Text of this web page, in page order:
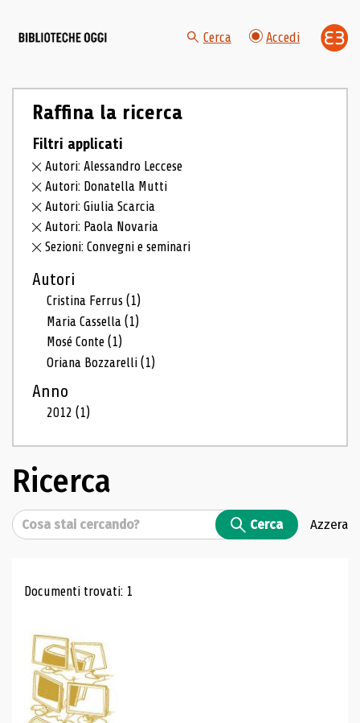
Cerca Accedi
Raffina la ricerca
Filtri applicati
Autori: Alessandro Leccese
Autori: Donatella Mutti
Autori: Giulia Scarcia
Autori: Paola Novaria
Sezioni: Convegni e seminari
Autori
Cristina Ferrus(1)
Maria Cassella(1)
Mosé Conte(1)
Oriana Bozzarelli(1)
Anno
2012(1)
Ricerca
Cerca Cerca Azzera
Risultati di ricerca
Documenti trovati: 1